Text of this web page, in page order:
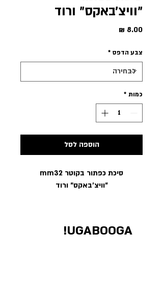
״וויצ׳באקס״ ורוד
צבע הדפס *
כמות *
הוספה לסל
סיכת כפתור בקוטר mm32
״וויצ׳באקס״ ורוד
UGABOOGA!